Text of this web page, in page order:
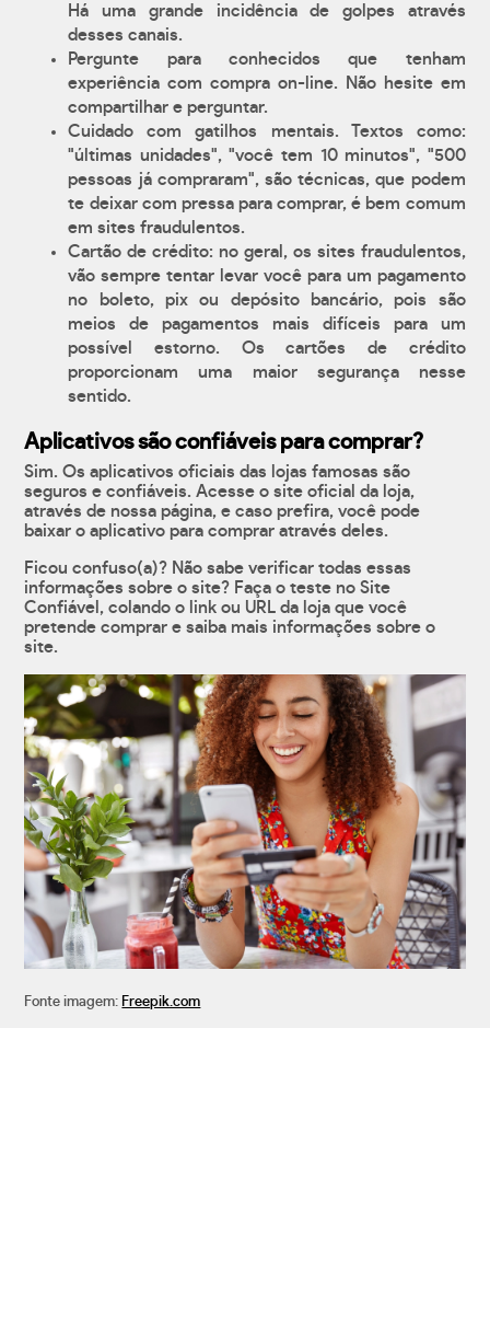
Há uma grande incidência de golpes através
desses canais.
Pergunte para conhecidos que tenham
experiência com compra on-line. Não hesite em
compartilhar e perguntar.
Cuidado com gatilhos mentais. Textos como:
"últimas unidades", "você tem 10 minutos", "500
pessoas já compraram", são técnicas, que podem
te deixar com pressa para comprar, é bem comum
em sites fraudulentos.
Cartão de crédito: no geral, os sites fraudulentos,
vão sempre tentar levar você para um pagamento
no boleto, pix ou depósito bancário, pois são
meios de pagamentos mais difíceis para um
possível estorno. Os cartões de crédito
proporcionam uma maior segurança nesse
sentido.
Aplicativos são confiáveis para comprar?
Sim. Os aplicativos oficiais das lojas famosas são
seguros e confiáveis. Acesse o site oficial da loja,
através de nossa página, e caso prefira, você pode
baixar o aplicativo para comprar através deles.
Ficou confuso(a)? Não sabe verificar todas essas
informações sobre o site? Faça o teste no Site
Confiável, colando o link ou URL da loja que você
pretende comprar e saiba mais informações sobre o
site.
Fonte imagem: Freepik.com